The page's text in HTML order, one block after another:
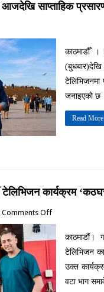
आजदेखि साप्ताहिक
काठमाडौँ
टेलिभिजनमा
जनाइएको छ
Read
टेलिभिजन कार्यक्रम
Comments Offon
टीकाराम
यात्रीको
टेलिभिजन
कार्यक्रम
‘कठघरा’
काठमाडौं।
टेलिभिजन
उक्त
वटा भाग